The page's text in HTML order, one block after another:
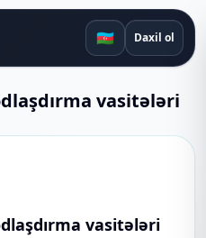
🇦🇿 Daxil ol
vasitələri
vasitələri